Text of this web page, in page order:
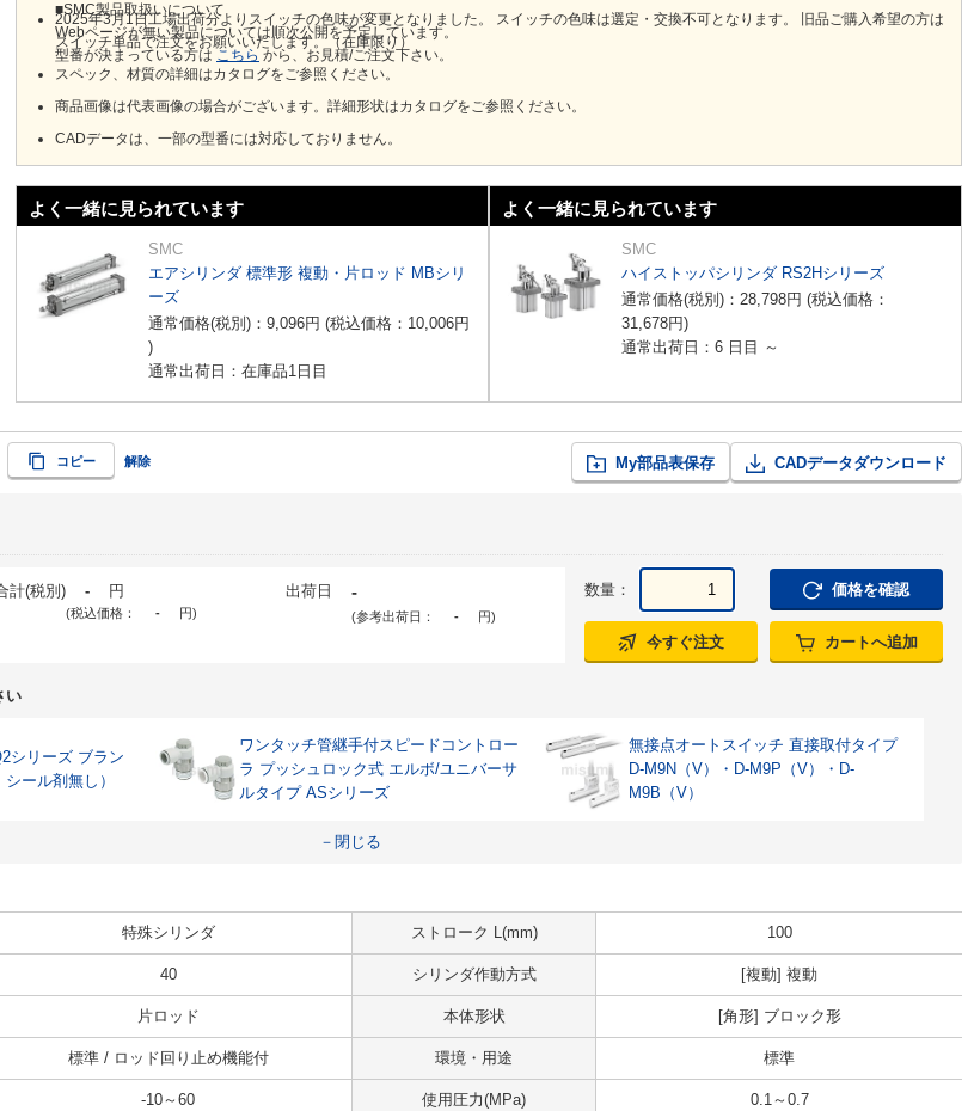
■SMC製品取扱いについて
Webページが無い製品については順次公開を予定しています。
型番が決まっている方は こちら から、お見積/ご注文下さい。
2025年3月1日工場出荷分よりスイッチの色味が変更となりました。 スイッチの色味は選定・交換不可となります。 旧品ご購入希望の方は
スイッチ単品で注文をお願いいたします。（在庫限り）
スペック、材質の詳細はカタログをご参照ください。
商品画像は代表画像の場合がございます。詳細形状はカタログをご参照ください。
CADデータは、一部の型番には対応しておりません。
よく一緒に見られています
SMC
エアシリンダ 標準形 複動・片ロッド MBシリ
ーズ
通常価格(税別)： 9,096円 (税込価格： 10,006円
)
通常出荷日：在庫品1日目
よく一緒に見られています
SMC
ハイストッパシリンダ RS2Hシリーズ
通常価格(税別)： 28,798円 (税込価格：
31,678円)
通常出荷日：6 日目 ～
コピー 解除 My部品表保存 CADデータダウンロード
計(税別) - 円
(税込価格： - 円)
出荷日 -
(参考出荷日： - 円)
数量： 価格を確認
今すぐ注文 カートへ追加
い
シリーズ ブラン
ール剤無し）
ワンタッチ管継手付スピードコントロー
ラ プッシュロック式 エルボ/ユニバーサ
ルタイプ ASシリーズ
無接点オートスイッチ 直接取付タイプ
D-M9N（V）・D-M9P（V）・D-
M9B（V）
－閉じる
特殊シリンダ ストローク L(mm) 100
40 シリンダ作動方式 [複動] 複動
片ロッド 本体形状 [角形] ブロック形
標準 / ロッド回り止め機能付 環境・用途 標準
-10～60 使用圧力(MPa) 0.1～0.7